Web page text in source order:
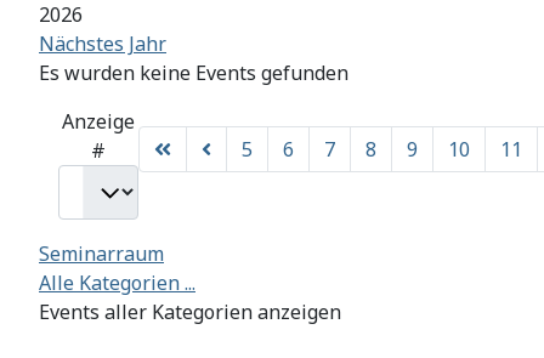
2026
Nächstes Jahr
Es wurden keine Events gefunden
Limite der Paginierungsliste
Anzeige
#
5 6 7 8 9 10 11
Seminarraum
Alle Kategorien ...
Events aller Kategorien anzeigen